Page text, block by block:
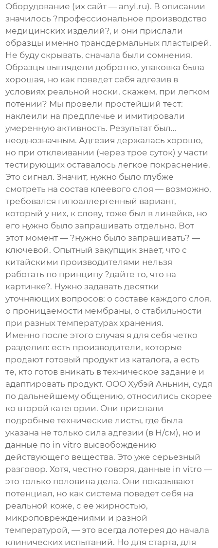
Оборудование (их сайт — anyl.ru). В описании
значилось ?профессиональное производство
медицинских изделий?, и они прислали
образцы именно трансдермальных пластырей.
Не буду скрывать, сначала были сомнения.
Образцы выглядели добротно, упаковка была
хорошая, но как поведет себя адгезив в
условиях реальной носки, скажем, при легком
потении? Мы провели простейший тест:
наклеили на предплечье и имитировали
умеренную активность. Результат был…
неоднозначным. Адгезия держалась хорошо,
но при отклеивании (через трое суток) у части
тестирующих оставалось легкое покраснение.
Это сигнал. Значит, нужно было глубже
смотреть на состав клеевого слоя — возможно,
требовался гипоаллергенный вариант,
который у них, к слову, тоже был в линейке, но
его нужно было запрашивать отдельно. Вот
этот момент — ?нужно было запрашивать? —
ключевой. Опытный закупщик знает, что с
китайскими производителями нельзя
работать по принципу ?дайте то, что на
картинке?. Нужно задавать десятки
уточняющих вопросов: о составе каждого слоя,
о проницаемости мембраны, о стабильности
при разных температурах хранения.
Именно после этого случая я для себя четко
разделил: есть производители, которые
продают готовый продукт из каталога, а есть
те, кто готов вникать в техническое задание и
адаптировать продукт. ООО Хубэй Аньнин, судя
по дальнейшему общению, относились скорее
ко второй категории. Они прислали
подробные технические листы, где была
указана не только сила адгезии (в Н/см), но и
данные по in vitro высвобождению
действующего вещества. Это уже серьезный
разговор. Хотя, честно говоря, данные in vitro —
это только половина дела. Они показывают
потенциал, но как система поведет себя на
реальной коже, с ее жирностью,
микроповреждениями и разной
температурой, — это всегда лотерея до начала
клинических испытаний. Но для старта, для